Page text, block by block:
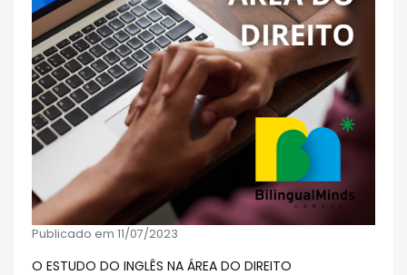
Publicado em 11/07/2023
O ESTUDO DO INGLÊS NA ÁREA DO DIREITO